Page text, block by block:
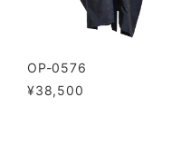
OP-0576
¥38,500